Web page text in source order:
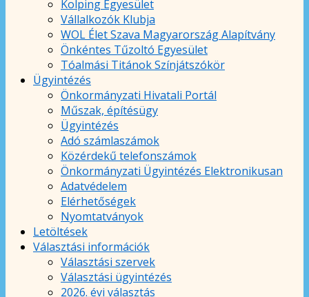
Kolping Egyesület
Vállalkozók Klubja
WOL Élet Szava Magyarország Alapítvány
Önkéntes Tűzoltó Egyesület
Tóalmási Titánok Színjátszókör
Ügyintézés
Önkormányzati Hivatali Portál
Műszak, építésügy
Ügyintézés
Adó számlaszámok
Közérdekű telefonszámok
Önkormányzati Ügyintézés Elektronikusan
Adatvédelem
Elérhetőségek
Nyomtatványok
Letöltések
Választási információk
Választási szervek
Választási ügyintézés
2026. évi választás